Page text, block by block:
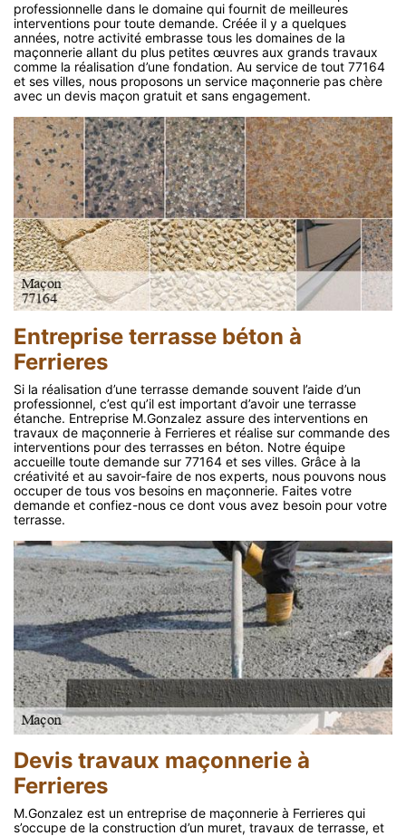
professionnelle dans le domaine qui fournit de meilleures
interventions pour toute demande. Créée il y a quelques
années, notre activité embrasse tous les domaines de la
maçonnerie allant du plus petites œuvres aux grands travaux
comme la réalisation d’une fondation. Au service de tout 77164
et ses villes, nous proposons un service maçonnerie pas chère
avec un devis maçon gratuit et sans engagement.
Entreprise terrasse béton à
Ferrieres
Si la réalisation d’une terrasse demande souvent l’aide d’un
professionnel, c’est qu’il est important d’avoir une terrasse
étanche. Entreprise M.Gonzalez assure des interventions en
travaux de maçonnerie à Ferrieres et réalise sur commande des
interventions pour des terrasses en béton. Notre équipe
accueille toute demande sur 77164 et ses villes. Grâce à la
créativité et au savoir-faire de nos experts, nous pouvons nous
occuper de tous vos besoins en maçonnerie. Faites votre
demande et confiez-nous ce dont vous avez besoin pour votre
terrasse.
Devis travaux maçonnerie à
Ferrieres
M.Gonzalez est un entreprise de maçonnerie à Ferrieres qui
s’occupe de la construction d’un muret, travaux de terrasse, et